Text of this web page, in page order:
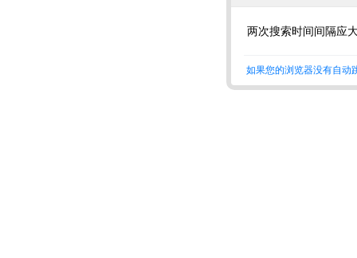
两次搜索时间间隔应
如果您的浏览器没有自动